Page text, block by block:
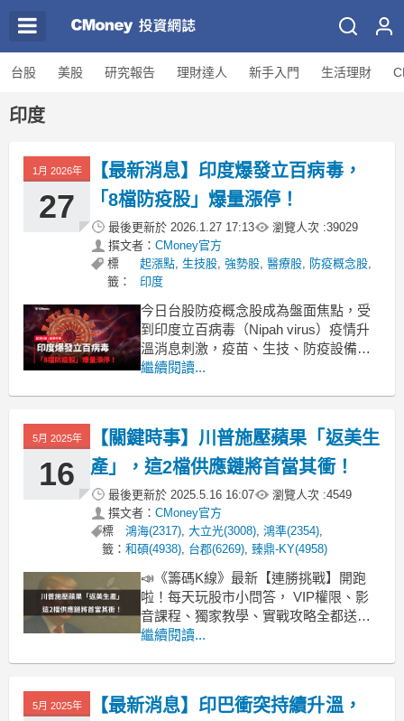
台股 美股 研究報告 理財達人 新手入門 生活理財
印度
1月 2026年
27
【最新消息】印度爆發立百病毒，
「8檔防疫股」爆量漲停！
最後更新於 2026.1.27 17:13 瀏覽人次 :39029
撰文者： CMoney官方
標
籤：
起漲點, 生技股, 強勢股, 醫療股, 防疫概念股,
印度
今日台股防疫概念股成為盤面焦點，受
到印度立百病毒（Nipah virus）疫情升
溫消息刺激，疫苗、生技、防疫設備類
股全面上攻。這波買盤反映資金對全球
一。《起漲K線》今天就帶你來看看發生
的最新消息，並找出今日表現亮眼的強
勢標的，看看有沒
繼續閱讀...
5月 2025年
16
【關鍵時事】川普施壓蘋果「返美生
產」，這2檔供應鏈將首當其衝！
最後更新於 2025.5.16 16:07 瀏覽人次 :4549
撰文者： CMoney官方
標
籤：
鴻海(2317), 大立光(3008), 鴻準(2354),
和碩(4938), 台郡(6269), 臻鼎-KY(4958)
📣《籌碼K線》最新【連勝挑戰】開跑
啦！每天玩股市小問答， VIP權限、影
音課程、獨家教學、實戰攻略全都送
你！點我立即挑戰 ! (每月獎品不同，詳
度，並強調希望蘋果生產線應回歸美國
本土。此一言論，儘管尚未形成具體政
繼續閱讀...
5月 2025年
【最新消息】印巴衝突持續升溫，